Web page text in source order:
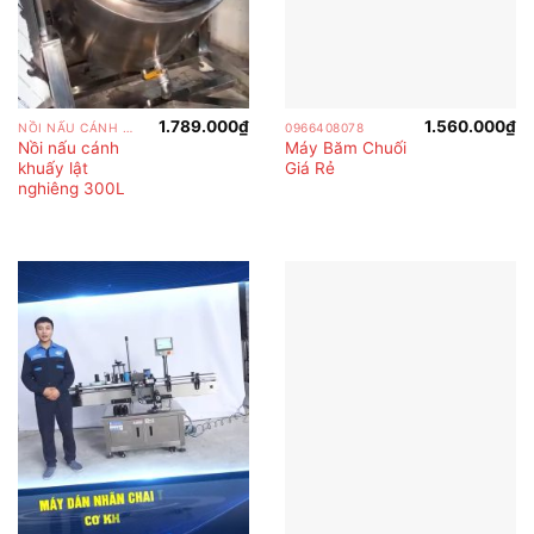
Nồi nấu cánh
khuấy lật
nghiêng 300L
1.789.000₫ 0966408078
Máy Băm Chuối
Giá Rẻ
1.560.000₫